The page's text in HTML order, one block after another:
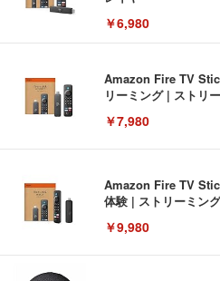
￥6,980
Amazon Fire TV
リーミング | ストリ
￥7,980
Amazon Fire TV
体験 | ストリーミン
￥9,980